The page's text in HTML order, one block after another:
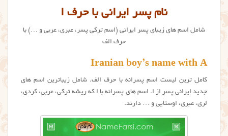
نام پسر ایرانی با حرف ا
شامل اسم های زیبای پسر ایرانی (اسم ترکی پسر، عبری، عربی و …) با
حرف الف
Iranian boy’s name with A
کامل ترین لیست اسم پسرانه با حرف الف. شامل زیباترین اسم های
جدید ایرانی پسر از ا. اسم های پسرانه با ا که ریشه ترکی، عربی، کردی،
لری، عبری، اوستایی و … دارند.